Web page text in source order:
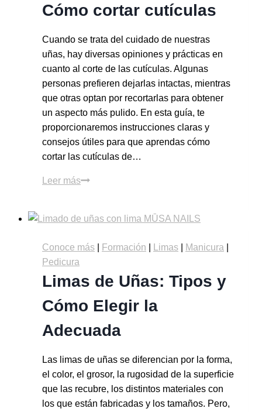
Cómo cortar cutículas
Cuando se trata del cuidado de nuestras
uñas, hay diversas opiniones y prácticas en
cuanto al corte de las cutículas. Algunas
personas prefieren dejarlas intactas, mientras
que otras optan por recortarlas para obtener
un aspecto más pulido. En esta guía, te
proporcionaremos instrucciones claras y
consejos útiles para que aprendas cómo
cortar las cutículas de…
Leer más
Conoce más Formación Limas Manicura
Pedicura
Limas de Uñas: Tipos y
Cómo Elegir la
Adecuada
Las limas de uñas se diferencian por la forma,
el color, el grosor, la rugosidad de la superficie
que las recubre, los distintos materiales con
los que están fabricadas y los tamaños. Pero,